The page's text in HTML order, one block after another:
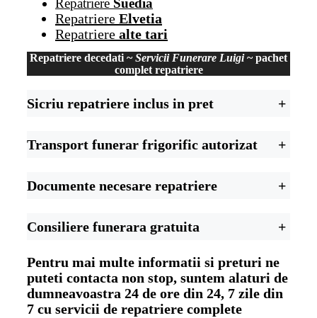
Repatriere Suedia
Repatriere Elvetia
Repatriere alte tari
Repatriere decedati ~Servicii Funerare Luigi~pachet
complet repatriere
Sicriu repatriere inclus in pret +
Transport funerar frigorific autorizat +
Documente necesare repatriere +
Consiliere funerara gratuita +
Pentru mai multe informatii si preturi ne
puteti contacta non stop, suntem alaturi de
dumneavoastra 24 de ore din 24, 7 zile din
7 cu servicii de repatriere complete